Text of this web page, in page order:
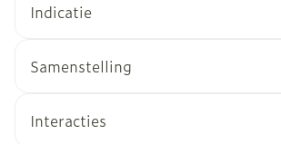
Indicatie
Olanzapine is effectief in het
klinische verbetering bij
beginstadium reageerden op de
Samenstelling
Interacties